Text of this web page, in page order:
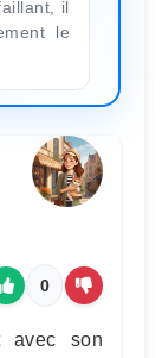
il
le
0
avec son